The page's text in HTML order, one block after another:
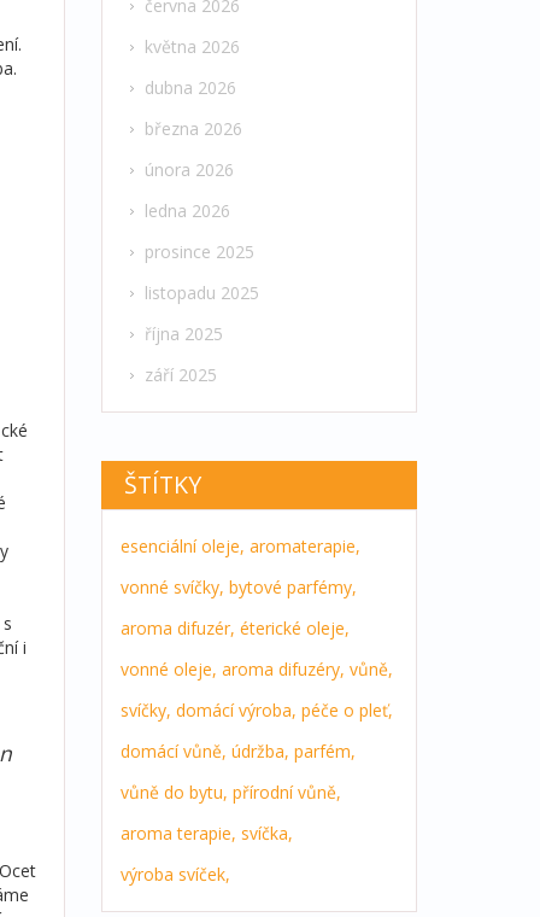
i
června 2026
května 2026
dubna 2026
března 2026
února 2026
ledna 2026
prosince 2025
listopadu 2025
října 2025
září 2025
ŠTÍTKY
esenciální oleje, aromaterapie,
vonné svíčky, bytové parfémy,
aroma difuzér, éterické oleje,
vonné oleje, aroma difuzéry, vůně,
svíčky, domácí výroba, péče o pleť,
domácí vůně, údržba, parfém,
vůně do bytu, přírodní vůně,
aroma terapie, svíčka,
výroba svíček,